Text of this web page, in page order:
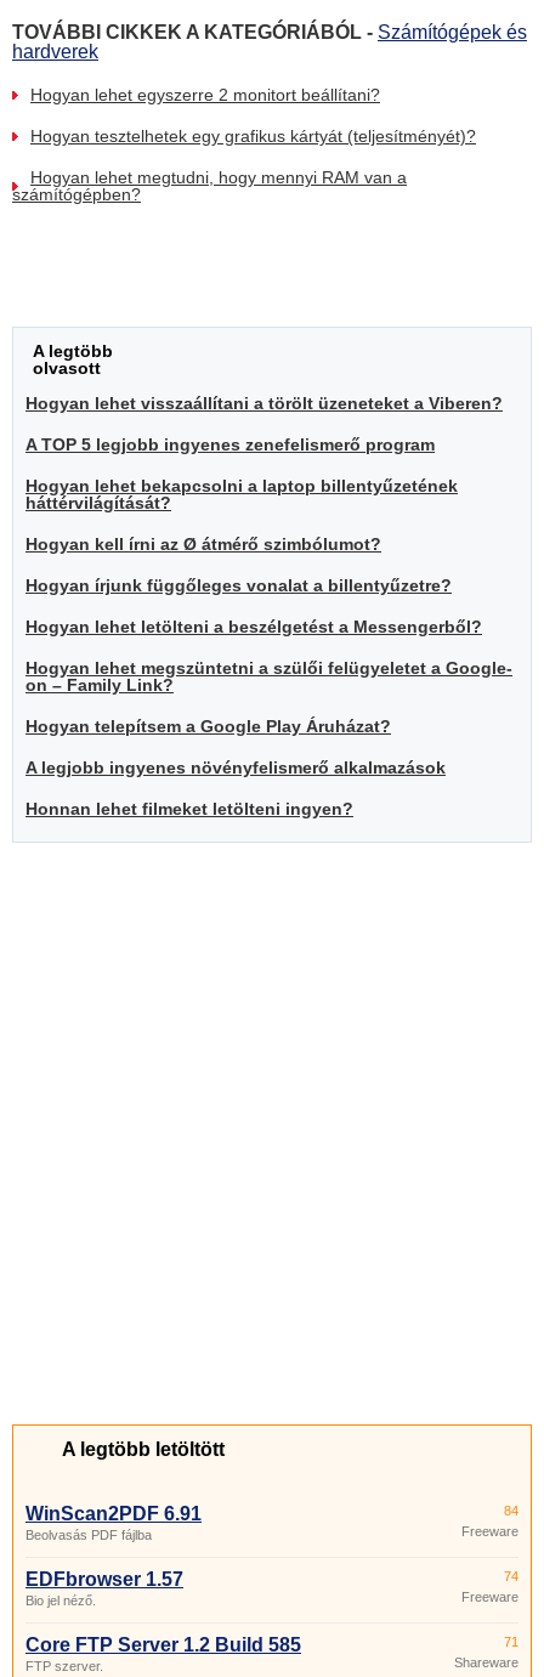
digitális technológia világában.
TOVÁBBI CIKKEK A KATEGÓRIÁBÓL - Számítógépek és
hardverek
Hogyan lehet egyszerre 2 monitort beállítani?
Hogyan tesztelhetek egy grafikus kártyát (teljesítményét)?
Hogyan lehet megtudni, hogy mennyi RAM van a
számítógépben?
A legtöbb
olvasott
Hogyan lehet visszaállítani a törölt üzeneteket a Viberen?
A TOP 5 legjobb ingyenes zenefelismerő program
Hogyan lehet bekapcsolni a laptop billentyűzetének
háttérvilágítását?
Hogyan kell írni az Ø átmérő szimbólumot?
Hogyan írjunk függőleges vonalat a billentyűzetre?
Hogyan lehet letölteni a beszélgetést a Messengerből?
Hogyan lehet megszüntetni a szülői felügyeletet a Google-
on – Family Link?
Hogyan telepítsem a Google Play Áruházat?
A legjobb ingyenes növényfelismerő alkalmazások
Honnan lehet filmeket letölteni ingyen?
A legtöbb letöltött
WinScan2PDF 6.91
Beolvasás PDF fájlba
84
Freeware
EDFbrowser 1.57
Bio jel néző.
74
Freeware
Core FTP Server 1.2 Build 585
FTP szerver.
71
Shareware